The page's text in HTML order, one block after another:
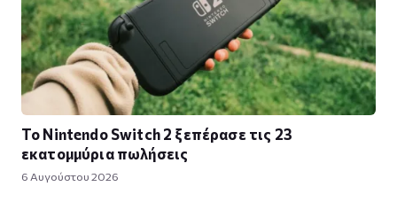
Το Nintendo Switch 2 ξεπέρασε τις 23
εκατομμύρια πωλήσεις
6 Αυγούστου 2026